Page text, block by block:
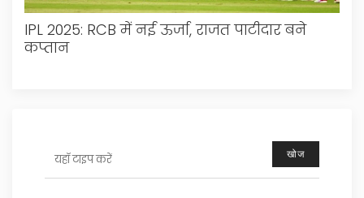
IPL 2025: RCB में नई ऊर्जा, राजत पाटीदार बने
कप्तान
खोज